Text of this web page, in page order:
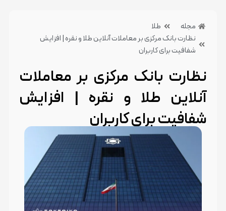
مجله
طلا
نظارت بانک مرکزی بر معاملات آنلاین طلا و نقره | افزایش
شفافیت برای کاربران
نظارت بانک مرکزی بر معاملات
آنلاین طلا و نقره | افزایش
شفافیت برای کاربران